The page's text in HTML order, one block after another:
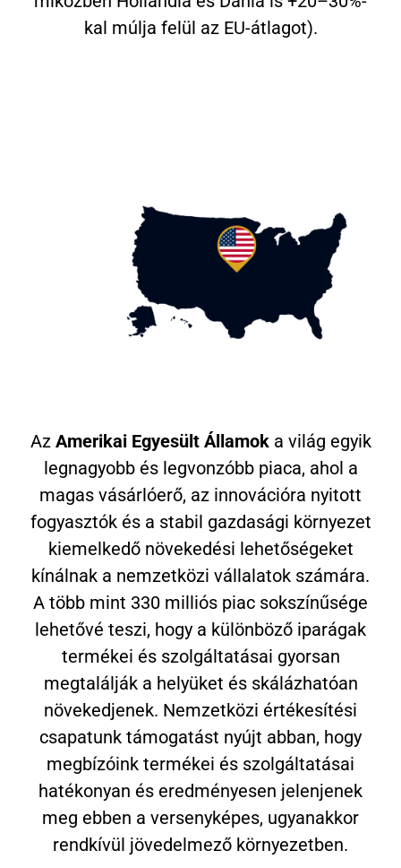
kal múlja felül az EU-átlagot).
Az Amerikai Egyesült Államoka világ egyik
legnagyobb és legvonzóbb piaca, ahol a
magas vásárlóerő, az innovációra nyitott
fogyasztók és a stabil gazdasági környezet
kiemelkedő növekedési lehetőségeket
kínálnak a nemzetközi vállalatok számára.
A több mint 330 milliós piac sokszínűsége
lehetővé teszi, hogy a különböző iparágak
termékei és szolgáltatásai gyorsan
megtalálják a helyüket és skálázhatóan
növekedjenek. Nemzetközi értékesítési
csapatunk támogatást nyújt abban, hogy
megbízóink termékei és szolgáltatásai
hatékonyan és eredményesen jelenjenek
meg ebben a versenyképes, ugyanakkor
rendkívül jövedelmező környezetben.